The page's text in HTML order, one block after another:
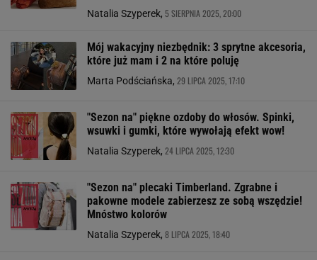
Natalia Szyperek, 5 SIERPNIA 2025, 20:00
Mój wakacyjny niezbędnik: 3 sprytne akcesoria,
które już mam i 2 na które poluję
Marta Podściańska, 29 LIPCA 2025, 17:10
"Sezon na" piękne ozdoby do włosów. Spinki,
wsuwki i gumki, które wywołają efekt wow!
Natalia Szyperek, 24 LIPCA 2025, 12:30
"Sezon na" plecaki Timberland. Zgrabne i
pakowne modele zabierzesz ze sobą wszędzie!
Mnóstwo kolorów
Natalia Szyperek, 8 LIPCA 2025, 18:40